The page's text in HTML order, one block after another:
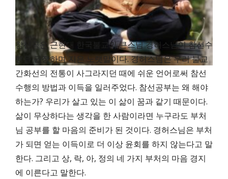
참선곡은 근현대 한국불교의 큰스님 경허스님이 참선수
행을 권장하며 지은 노랫말이다. 경허스님은 우리 불교
간화선의 전통이 사그라지던 때에 쉬운 언어로써 참선
수행의 방법과 이득을 일러주었다. 참선공부는 왜 해야
하는가? 우리가 살고 있는 이 삶이 꿈과 같기 때문이다.
삶이 무상하다는 생각을 한 사람이라면 누구라도 부처
님 공부를 할 마음의 준비가 된 것이다. 경허스님은 부처
가 되면 얻는 이득이로 더 이상 윤회를 하지 않는다고 말
한다. 그리고 상, 락, 아, 정의 네 가지 부처의 마음 경지
에 이른다고 말한다.